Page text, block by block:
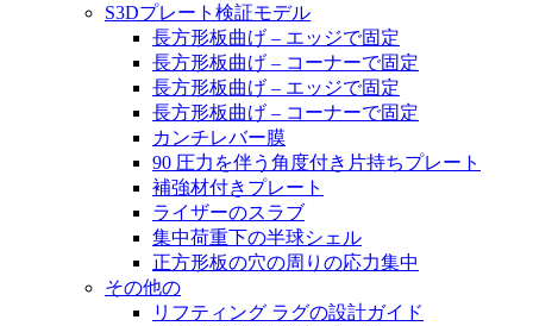
S3Dプレート検証モデル
長方形板曲げ – エッジで固定
長方形板曲げ – コーナーで固定
長方形板曲げ – エッジで固定
長方形板曲げ – コーナーで固定
カンチレバー膜
90 圧力を伴う角度付き片持ちプレート
補強材付きプレート
ライザーのスラブ
集中荷重下の半球シェル
正方形板の穴の周りの応力集中
その他の
リフティング ラグの設計ガイド